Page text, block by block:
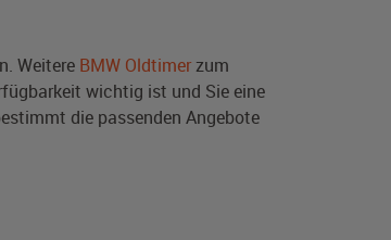
Weitere BMW Oldtimer zum
wichtig ist und Sie eine
die passenden Angebote